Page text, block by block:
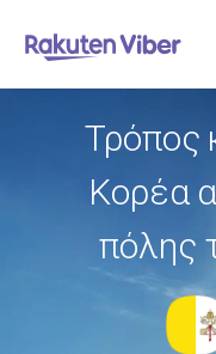
Τρόπος
Κορέα
πόλης